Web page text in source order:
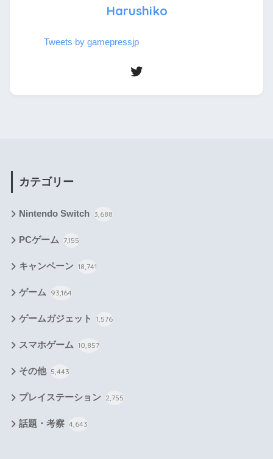
Harushiko
Tweets by gamepressjp
カテゴリー
Nintendo Switch 3,688
PCゲーム 7,155
キャンペーン 18,741
ゲーム 93,164
ゲームガジェット 1,576
スマホゲーム 10,857
その他 5,443
プレイステーション 2,755
話題・考察 4,643